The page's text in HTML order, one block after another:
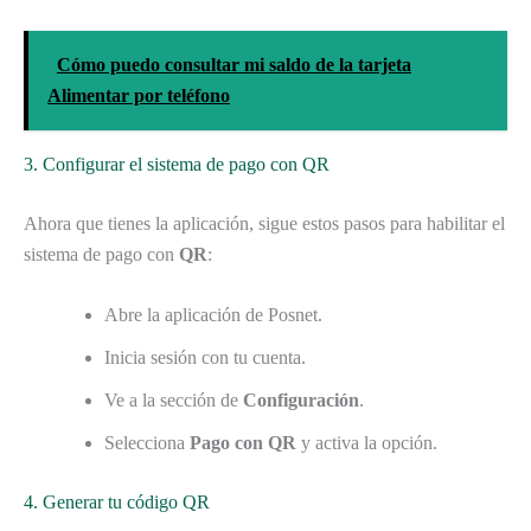
Cómo puedo consultar mi saldo de la tarjeta
Alimentar por teléfono
3. Configurar el sistema de pago con QR
Ahora que tienes la aplicación, sigue estos pasos para habilitar el
sistema de pago con QR:
Abre la aplicación de Posnet.
Inicia sesión con tu cuenta.
Ve a la sección de Configuración.
Selecciona Pago con QR y activa la opción.
4. Generar tu código QR